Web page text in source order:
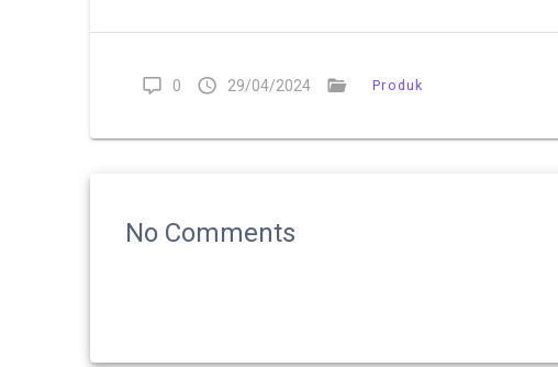
0 29/04/2024 Produk
No Comments